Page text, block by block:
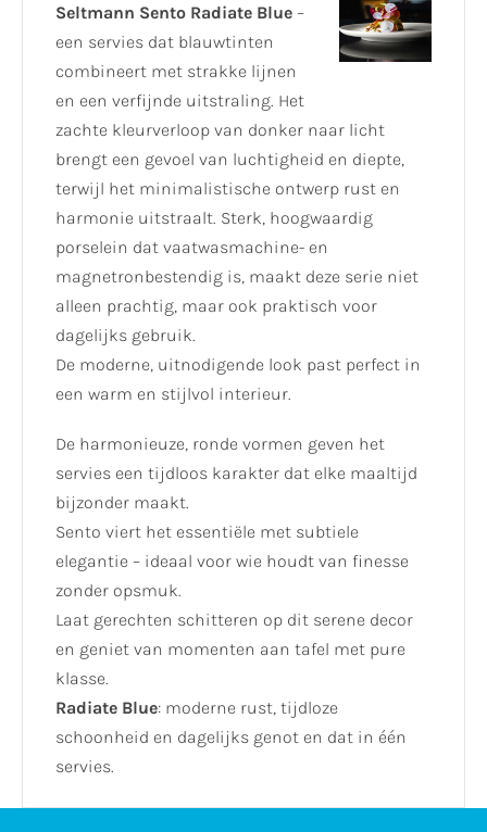
Seltmann Sento Radiate Blue –
een servies dat blauwtinten
combineert met strakke lijnen
en een verfijnde uitstraling. Het
zachte kleurverloop van donker naar licht
brengt een gevoel van luchtigheid en diepte,
terwijl het minimalistische ontwerp rust en
harmonie uitstraalt. Sterk, hoogwaardig
porselein dat vaatwasmachine- en
magnetronbestendig is, maakt deze serie niet
alleen prachtig, maar ook praktisch voor
dagelijks gebruik.
De moderne, uitnodigende look past perfect in
een warm en stijlvol interieur.
De harmonieuze, ronde vormen geven het
servies een tijdloos karakter dat elke maaltijd
bijzonder maakt.
Sento viert het essentiële met subtiele
elegantie – ideaal voor wie houdt van finesse
zonder opsmuk.
Laat gerechten schitteren op dit serene decor
en geniet van momenten aan tafel met pure
klasse.
Radiate Blue: moderne rust, tijdloze
schoonheid en dagelijks genot en dat in één
servies.